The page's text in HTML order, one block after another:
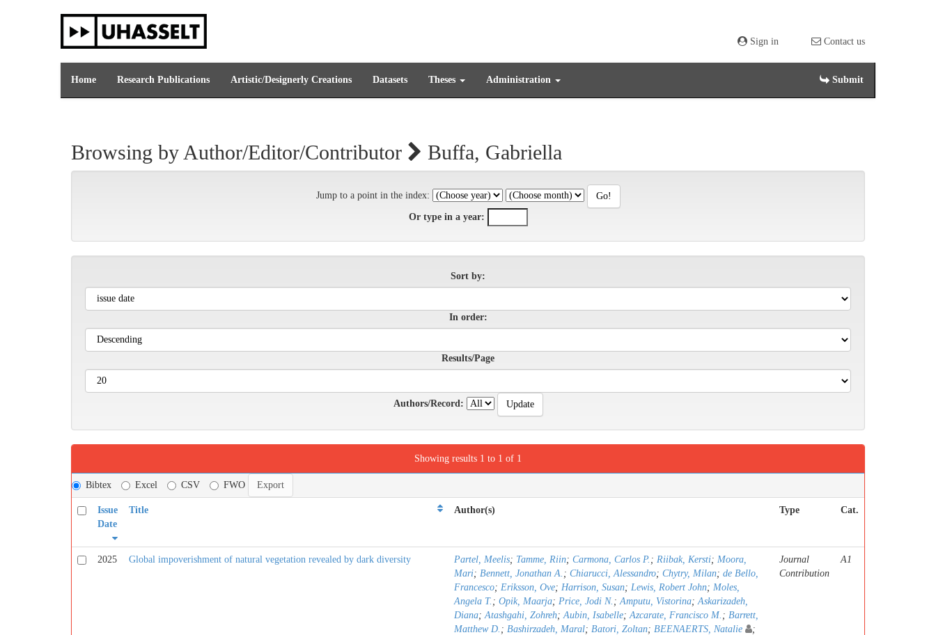
Sign in Contact us
Home Research Publications Artistic/Designerly Creations Datasets Theses Administration Submit
Browsing by Author/Editor/Contributor Buffa, Gabriella
Jump to a point in the index:
Or type in a year:
Sort by:
In order:
Results/Page
Authors/Record:
Showing results 1 to 1 of 1
Bibtex Excel CSV FWO
Issue
Date
Title Author(s) Type Cat.
2025 Global impoverishment of natural vegetation revealed by dark diversity Partel, Meelis; Tamme, Riin; Carmona, Carlos P. ; Riibak, Kersti; Moora,
Mari; Bennett, Jonathan A. ; Chiarucci, Alessandro; Chytry, Milan; de Bello,
Francesco; Eriksson, Ove; Harrison, Susan; Lewis, Robert John; Moles,
Angela T. ; Opik, Maarja; Price, Jodi N. ;Amputu, Vistorina;Askarizadeh,
Diana;Atashgahi, Zohreh;Aubin, Isabelle;Azcarate, Francisco M. ; Barrett,
Matthew D. ; Bashirzadeh, Maral; Batori, Zoltan; BEENAERTS, Natalie
;
Journal
Contribution
A1